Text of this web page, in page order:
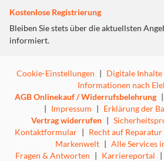
seiner Soft-Touch-Oberfläche und
Passform vereint es alltäglichen
Erleben Sie perfekten Komfort und
Hergestellt aus recycelten
Verstellbare Größe für eine
Dieses Produkt entspricht allen
einschließlich des Nickelabgabetests
und EN 1811.
MATERIALIEN
Recyceltes Silikon, Silikon,
Kostenlose Registrierung
Bleiben Sie stets über die aktuellsten
informiert.
Cookie-Einstellungen | Digitale Inhalte
Informationen nach
AGB Onlinekauf / Widerrufsbelehrung |
| Impressum | Erklärung der
Vertrag widerrufen |
Kontaktformular | Recht auf Reparatur
Markenwelt | Alle Services
Fragen & Antworten | Karriereportal |